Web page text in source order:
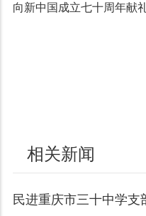
向新中国成立七十周年献礼
相关新闻
民进重庆市三十中学支